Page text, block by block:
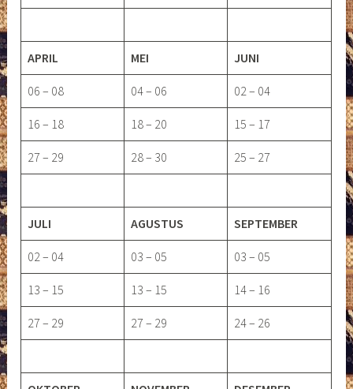
APRIL MEI JUNI
06 – 08 04 – 06 02 – 04
16 – 18 18 – 20 15 – 17
27 – 29 28 – 30 25 – 27
JULI AGUSTUS SEPTEMBER
02 – 04 03 – 05 03 – 05
13 – 15 13 – 15 14 – 16
27 – 29 27 – 29 24 – 26